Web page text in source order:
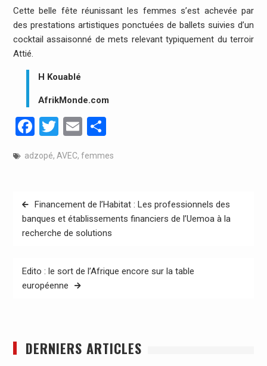
Cette belle fête réunissant les femmes s’est achevée par
des prestations artistiques ponctuées de ballets suivies d’un
cocktail assaisonné de mets relevant typiquement du terroir
Attié.
H Kouablé
AfrikMonde.com
Facebook
Twitter
Email
adzopé, AVEC, femmes
Navigation
de
l’article
Financement de l’Habitat : Les professionnels des
banques et établissements financiers de l’Uemoa à la
recherche de solutions
Edito : le sort de l’Afrique encore sur la table
européenne
DERNIERS ARTICLES